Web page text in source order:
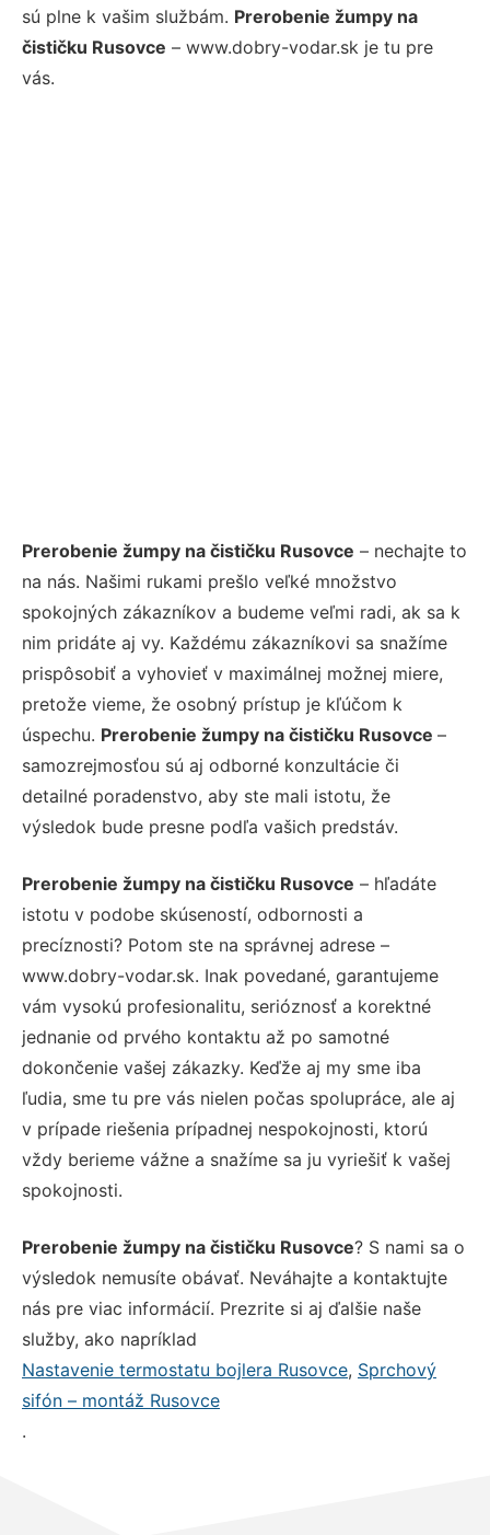
sú plne k vašim službám. Prerobenie žumpy na
čističku Rusovce – www.dobry-vodar.sk je tu pre
vás.
Prerobenie žumpy na čističku Rusovce – nechajte to
na nás. Našimi rukami prešlo veľké množstvo
spokojných zákazníkov a budeme veľmi radi, ak sa k
nim pridáte aj vy. Každému zákazníkovi sa snažíme
prispôsobiť a vyhovieť v maximálnej možnej miere,
pretože vieme, že osobný prístup je kľúčom k
úspechu. Prerobenie žumpy na čističku Rusovce –
samozrejmosťou sú aj odborné konzultácie či
detailné poradenstvo, aby ste mali istotu, že
výsledok bude presne podľa vašich predstáv.
Prerobenie žumpy na čističku Rusovce – hľadáte
istotu v podobe skúseností, odbornosti a
precíznosti? Potom ste na správnej adrese –
www.dobry-vodar.sk. Inak povedané, garantujeme
vám vysokú profesionalitu, serióznosť a korektné
jednanie od prvého kontaktu až po samotné
dokončenie vašej zákazky. Keďže aj my sme iba
ľudia, sme tu pre vás nielen počas spolupráce, ale aj
v prípade riešenia prípadnej nespokojnosti, ktorú
vždy berieme vážne a snažíme sa ju vyriešiť k vašej
spokojnosti.
Prerobenie žumpy na čističku Rusovce? S nami sa o
výsledok nemusíte obávať. Neváhajte a kontaktujte
nás pre viac informácií. Prezrite si aj ďalšie naše
služby, ako napríklad
Nastavenie termostatu bojlera Rusovce, Sprchový
sifón – montáž Rusovce
.